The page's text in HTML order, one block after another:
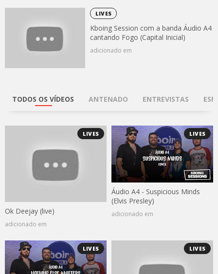
LIVES
Kboing Session com a banda Áudio A4
cantando Fogo (Capital Inicial)
adicionado em
TODOS OS VÍDEOS ANTENADO ENTREVISTAS
LIVES
Ok Deejay (live)
adicionado em
LIVES
Áudio A4 - Suspicious Minds
(Elvis Presley)
adicionado em
LIVES LIVES